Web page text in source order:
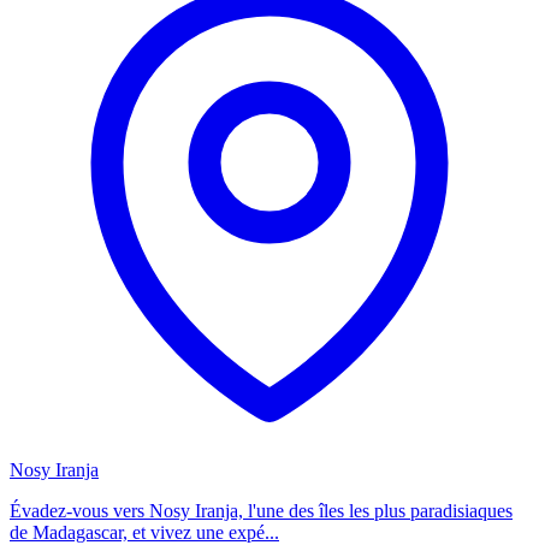
Nosy Iranja
Évadez-vous vers Nosy Iranja, l'une des îles les plus paradisiaques
de Madagascar, et vivez une expé...